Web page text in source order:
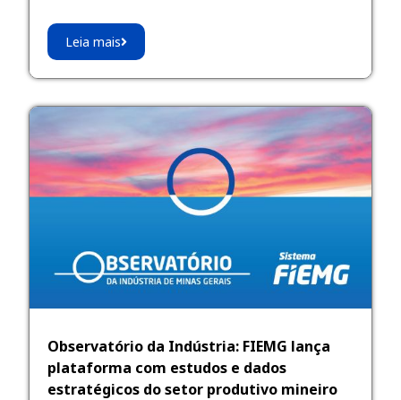
Leia mais
Observatório da Indústria: FIEMG lança
plataforma com estudos e dados
estratégicos do setor produtivo mineiro